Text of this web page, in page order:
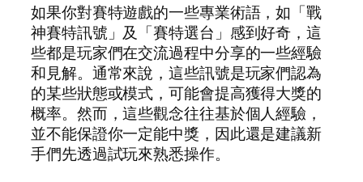
如果你對賽特遊戲的一些專業術語，如「戰
神賽特訊號」及「賽特選台」感到好奇，這
些都是玩家們在交流過程中分享的一些經驗
和見解。通常來說，這些訊號是玩家們認為
的某些狀態或模式，可能會提高獲得大獎的
概率。然而，這些觀念往往基於個人經驗，
並不能保證你一定能中獎，因此還是建議新
手們先透過試玩來熟悉操作。